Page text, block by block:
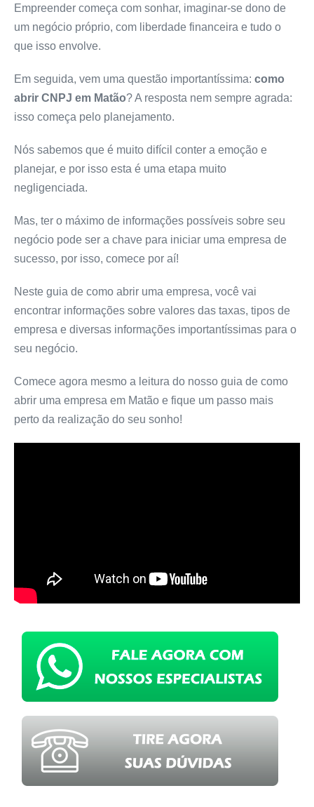
Empreender começa com sonhar, imaginar-se dono de
um negócio próprio, com liberdade financeira e tudo o
que isso envolve.
Em seguida, vem uma questão importantíssima: como
abrir CNPJ em Matão? A resposta nem sempre agrada:
isso começa pelo planejamento.
Nós sabemos que é muito difícil conter a emoção e
planejar, e por isso esta é uma etapa muito
negligenciada.
Mas, ter o máximo de informações possíveis sobre seu
negócio pode ser a chave para iniciar uma empresa de
sucesso, por isso, comece por aí!
Neste guia de como abrir uma empresa, você vai
encontrar informações sobre valores das taxas, tipos de
empresa e diversas informações importantíssimas para o
seu negócio.
Comece agora mesmo a leitura do nosso guia de como
abrir uma empresa em Matão e fique um passo mais
perto da realização do seu sonho!